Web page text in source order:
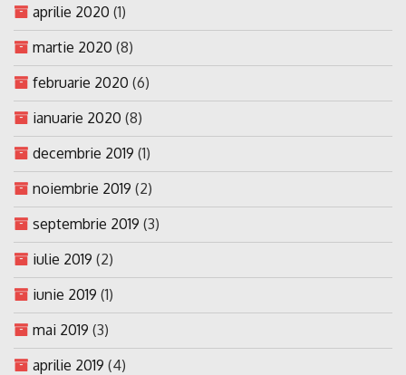
aprilie 2020 (1)
martie 2020 (8)
februarie 2020 (6)
ianuarie 2020 (8)
decembrie 2019 (1)
noiembrie 2019 (2)
septembrie 2019 (3)
iulie 2019 (2)
iunie 2019 (1)
mai 2019 (3)
aprilie 2019 (4)